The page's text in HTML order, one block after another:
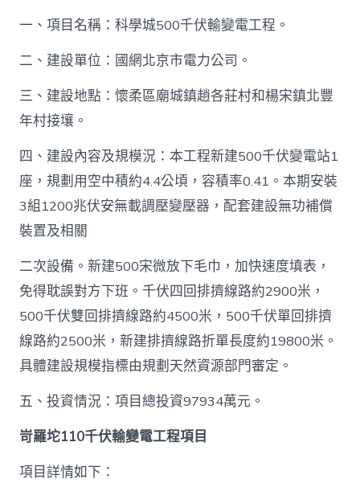
一、項目名稱：科學城500千伏輸變電工程。
二、建設單位：國網北京市電力公司。
三、建設地點：懷柔區廟城鎮趙各莊村和楊宋鎮北豐
年村接壤。
四、建設內容及規模況：本工程新建500千伏變電站1
座，規劃用空中積約4.4公頃，容積率0.41。本期安裝
3組1200兆伏安無載調壓變壓器，配套建設無功補償
裝置及相關
二次設備。新建500宋微放下毛巾，加快速度填表，
免得耽誤對方下班。千伏四回排擠線路約2900米，
500千伏雙回排擠線路約4500米，500千伏單回排擠
線路約2500米，新建排擠線路折單長度約19800米。
具體建設規模指標由規劃天然資源部門審定。
五、投資情況：項目總投資97934萬元。
岢羅坨110千伏輸變電工程項目
項目詳情如下：